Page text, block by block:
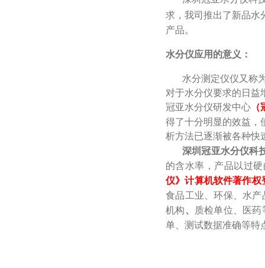
求，我司推出了新品水
产品。
水分仪应用的意义：
水分测定仪仪又称
对于水分仪要求的日益
冠亚水分仪研发中心
得了十分明显的效益，
析方法已逐渐被各种快
深圳冠亚水分仪科
的含水率， 产品以过
仪》计算机软件著作权
食品工业、环保、水
机构、
质检单位、医
单、测试数据准确等特